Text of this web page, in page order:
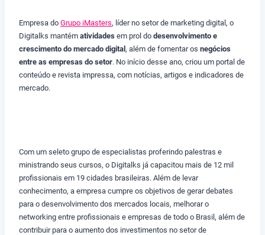
Empresa do Grupo iMasters, líder no setor de marketing digital, o
Digitalks mantém atividades em prol do desenvolvimento e
crescimento do mercado digital , além de fomentar os negócios
entre as empresas do setor. No início desse ano, criou um portal de
conteúdo e revista impressa, com notícias, artigos e indicadores de
mercado.
Com um seleto grupo de especialistas proferindo palestras e
ministrando seus cursos, o Digitalks já capacitou mais de 12 mil
profissionais em 19 cidades brasileiras. Além de levar
conhecimento, a empresa cumpre os objetivos de gerar debates
para o desenvolvimento dos mercados locais, melhorar o
networking entre profissionais e empresas de todo o Brasil, além de
contribuir para o aumento dos investimentos no setor de